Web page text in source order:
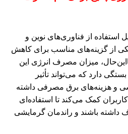
استفاده از فناوری‌های نوین و
از گزینه‌های مناسب برای کاهش
میزان مصرف انرژی این
دارد که می‌تواند تأثیر
و هزینه‌های برق مصرفی داشته
کمک می‌کند تا استفاده‌ای
داشته باشند و راندمان گرمایشی